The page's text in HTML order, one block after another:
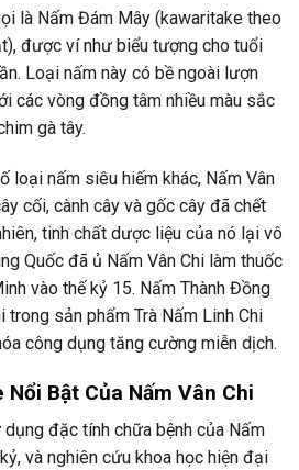
là Nấm Đám Mây (kawaritake theo
được ví như biểu tượng cho tuổi
Loại nấm này có bề ngoài lượn
các vòng đồng tâm nhiều màu sắc
gà tây.
loại nấm siêu hiếm khác, Nấm Vân
cối, cành cây và gốc cây đã chết
tinh chất dược liệu của nó lại vô
Quốc đã ủ Nấm Vân Chi làm thuốc
vào thế kỷ 15. Nấm Thành Đồng
trong sản phẩm Trà Nấm Linh Chi
công dụng tăng cường miễn dịch.
Bật Của Nấm Vân Chi
đặc tính chữa bệnh của Nấm
và nghiên cứu khoa học hiện đại